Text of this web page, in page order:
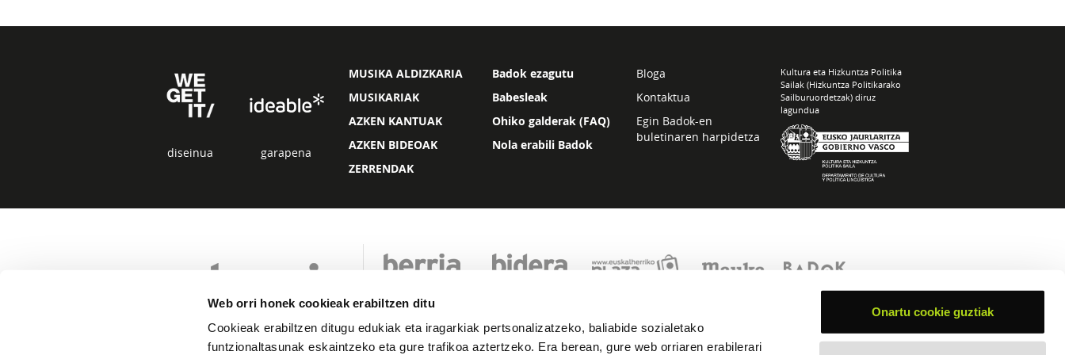
Web orri honek cookieak erabiltzen ditu
Cookieak erabiltzen ditugu edukiak eta iragarkiak pertsonalizatzeko, baliabide sozialetako
funtzionaltasunak eskaintzeko eta gure trafikoa aztertzeko. Era berean, gure web orriaren erabilerari
Onartu cookie guztiak
diseinua garapena
MUSIKA ALDIZKARIA
MUSIKARIAK
AZKEN KANTUAK
AZKEN BIDEOAK
ZERRENDAK
Badok ezagutu
Babesleak
Ohiko galderak (FAQ)
Nola erabili Badok
Bloga
Kontaktua
Egin Badok-en
buletinaren harpidetza
Kultura eta Hizkuntza Politika
Sailak (Hizkuntza Politikarako
Sailburuordetzak) diruz
lagundua